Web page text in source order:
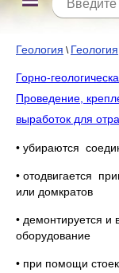
Геология \ Геология
Горно-
Проведение,
выработок для
• убираются
• отодвигается
или домкратов
• демонтируется и
оборудование
• при помощи